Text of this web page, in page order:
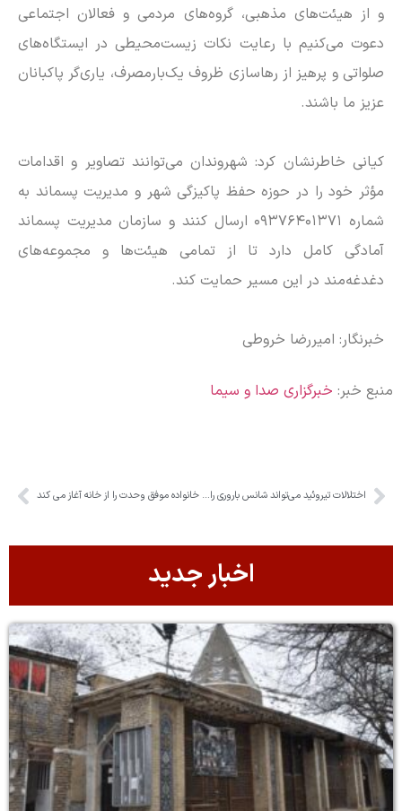
و از هیئت‌های مذهبی، گروه‌های مردمی و فعالان اجتماعی
دعوت می‌کنیم با رعایت نکات زیست‌محیطی در ایستگاه‌های
صلواتی و پرهیز از رهاسازی ظروف یک‌بارمصرف، یاری‌گر پاکبانان
عزیز ما باشند.
کیانی خاطرنشان کرد: شهروندان می‌توانند تصاویر و اقدامات
مؤثر خود را در حوزه حفظ پاکیزگی شهر و مدیریت پسماند به
شماره ۰۹۳۷۶۴۰۱۳۷۱ ارسال کنند و سازمان مدیریت پسماند
آمادگی کامل دارد تا از تمامی هیئت‌ها و مجموعه‌های
دغدغه‌مند در این مسیر حمایت کند.
خبرنگار: امیررضا خروطی
منبع خبر: خبرگزاری صدا و سیما
اختلالات تیروئید می‌تواند شانس باروری را کاهش دهد خانواده‌ موفق وحدت را از خانه آغاز می کند
اخبار جدید